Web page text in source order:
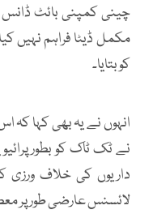
چینی کمپنی بائٹ
مکمل ڈیٹا فراہم نہیں
کو بتایا۔
انہوں نے یہ بھی کہا کہ
نے ٹک ٹاک کو بطور
داریوں کی خلاف ورزی
لائسنس عارضی طور پر